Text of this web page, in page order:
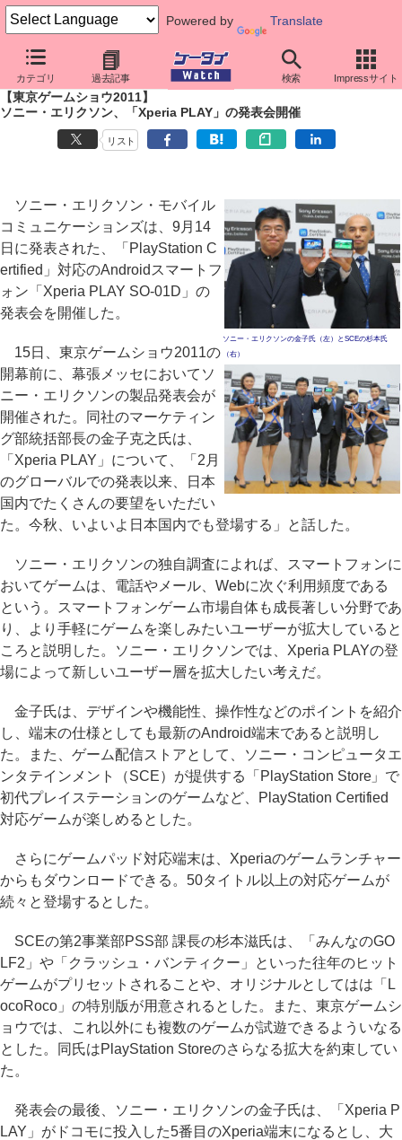
Powered by Translate
カテゴリ 過去記事 検索 Impressサイト
ケータイ Watch イベント 東京ゲームショウ
2011
【東京ゲームショウ2011】
ソニー・エリクソン、「Xperia PLAY」の発表会開催
リスト
ソニー・エリクソンの金子氏（左）とSCEの杉本氏
（右）
ソニー・エリクソン・モバイル
コミュニケーションズは、9月14
日に発表された、「PlayStation C
ertified」対応のAndroidスマートフ
ォン「Xperia PLAY SO-01D」の
発表会を開催した。
15日、東京ゲームショウ2011の
開幕前に、幕張メッセにおいてソ
ニー・エリクソンの製品発表会が
開催された。同社のマーケティン
グ部統括部長の金子克之氏は、
「Xperia PLAY」について、「2月
のグローバルでの発表以来、日本
国内でたくさんの要望をいただい
た。今秋、いよいよ日本国内でも登場する」と話した。
ソニー・エリクソンの独自調査によれば、スマートフォンに
おいてゲームは、電話やメール、Webに次ぐ利用頻度である
という。スマートフォンゲーム市場自体も成長著しい分野であ
り、より手軽にゲームを楽しみたいユーザーが拡大していると
ころと説明した。ソニー・エリクソンでは、Xperia PLAYの登
場によって新しいユーザー層を拡大したい考えだ。
金子氏は、デザインや機能性、操作性などのポイントを紹介
し、端末の仕様としても最新のAndroid端末であると説明し
た。また、ゲーム配信ストアとして、ソニー・コンピュータエ
ンタテインメント（SCE）が提供する「PlayStation Store」で
初代プレイステーションのゲームなど、PlayStation Certified
対応ゲームが楽しめるとした。
さらにゲームパッド対応端末は、Xperiaのゲームランチャー
からもダウンロードできる。50タイトル以上の対応ゲームが
続々と登場するとした。
SCEの第2事業部PSS部 課長の杉本滋氏は、「みんなのGO
LF2」や「クラッシュ・バンティクー」といった往年のヒット
ゲームがプリセットされることや、オリジナルとしてはは「L
ocoRoco」の特別版が用意されるとした。また、東京ゲームシ
ョウでは、これ以外にも複数のゲームが試遊できるよういなる
とした。同氏はPlayStation Storeのさらなる拡大を約束してい
た。
発表会の最後、ソニー・エリクソンの金子氏は、「Xperia P
LAY」がドコモに投入した5番目のXperia端末になるとし、大